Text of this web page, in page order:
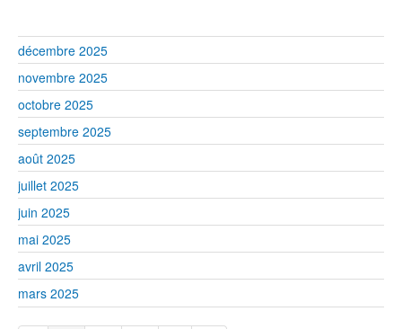
décembre 2025
novembre 2025
octobre 2025
septembre 2025
août 2025
juillet 2025
juin 2025
mai 2025
avril 2025
mars 2025